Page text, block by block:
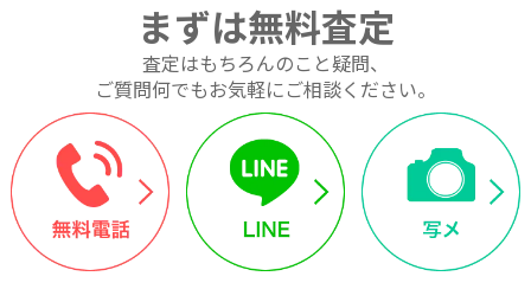
まずは無料査定
査定はもちろんのこと疑問、
ご質問何でもお気軽にご相談ください。